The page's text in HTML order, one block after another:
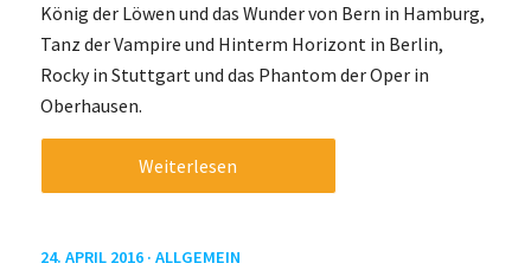
König der Löwen und das Wunder von Bern in Hamburg,
Tanz der Vampire und Hinterm Horizont in Berlin,
Rocky in Stuttgart und das Phantom der Oper in
Oberhausen.
Weiterlesen
24. APRIL 2016 · ALLGEMEIN